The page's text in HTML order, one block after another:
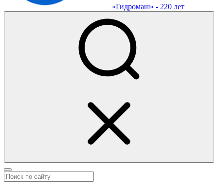
«Гидромаш» - 220 лет